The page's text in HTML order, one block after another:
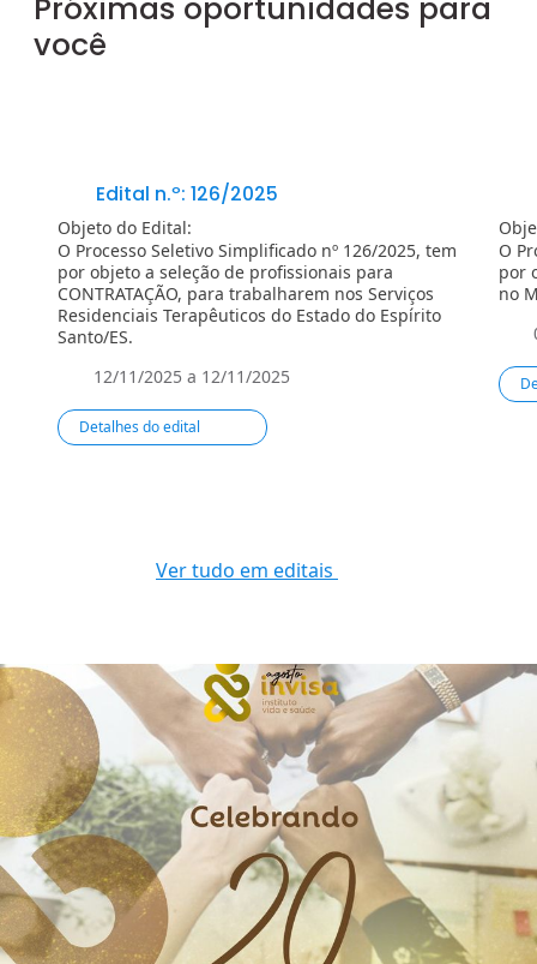
Próximas oportunidades para
você
Edital n.º: 126/2025
Objeto do Edital:
O Processo Seletivo Simplificado nº 126/2025, tem
por objeto a seleção de profissionais para
CONTRATAÇÃO, para trabalharem nos Serviços
Residenciais Terapêuticos do Estado do Espírito
Santo/ES.
12/11/2025 a 12/11/2025
Detalhes do edital
O
por
no
Ver tudo em editais